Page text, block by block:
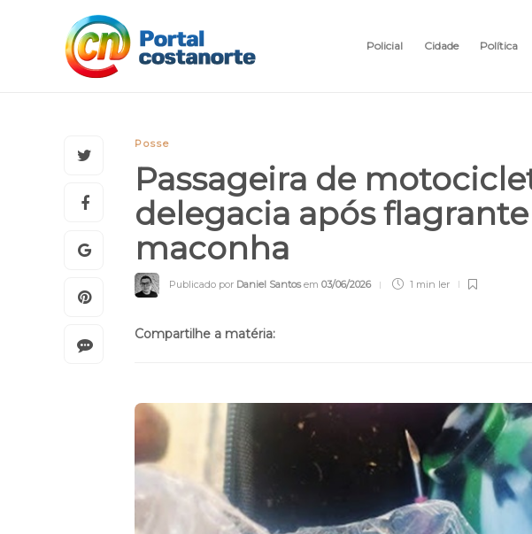
Policial Cidade Política
Posse
Passageira de
delegacia após
maconha
Publicado por Daniel Santosem 03/06/2026 1 min ler
Compartilhe a matéria: